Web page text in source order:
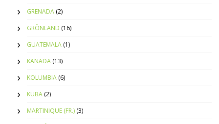
GRENADA (2)
GRÖNLAND (16)
GUATEMALA (1)
KANADA (13)
KOLUMBIA (6)
KUBA (2)
MARTINIQUE (FR.) (3)